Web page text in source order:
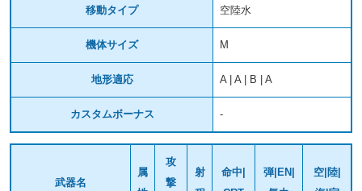
移動タイプ 空陸水
機体サイズ M
地形適応 A | A | B | A
カスタムボーナス -
武器名
属
攻
撃
射
命中|
弾|EN|
空|陸|